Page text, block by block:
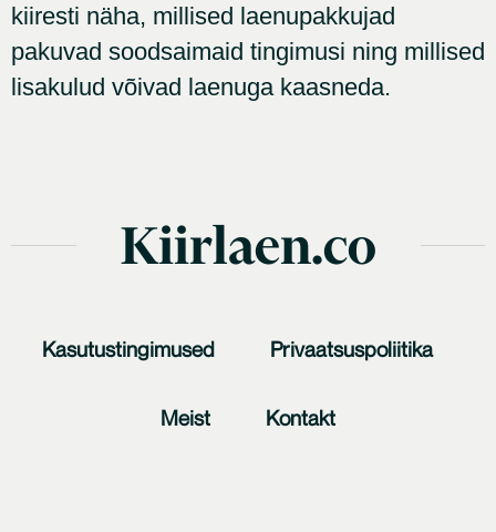
kiiresti näha, millised laenupakkujad
pakuvad soodsaimaid tingimusi ning millised
lisakulud võivad laenuga kaasneda.
Kiirlaen.co
Kasutustingimused Privaatsuspoliitika
Meist Kontakt